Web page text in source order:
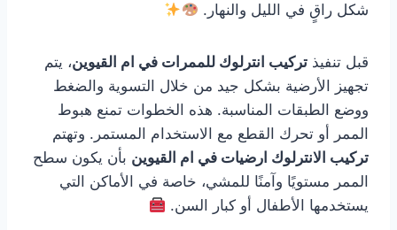
شكل راقٍ في الليل والنهار.
قبل تنفيذ تركيب انترلوك للممرات في ام القيوين، يتم
تجهيز الأرضية بشكل جيد من خلال التسوية والضغط
ووضع الطبقات المناسبة. هذه الخطوات تمنع هبوط
الممر أو تحرك القطع مع الاستخدام المستمر. وتهتم
تركيب الانترلوك ارضيات في ام القيوين بأن يكون سطح
الممر مستويًا وآمنًا للمشي، خاصة في الأماكن التي
يستخدمها الأطفال أو كبار السن.